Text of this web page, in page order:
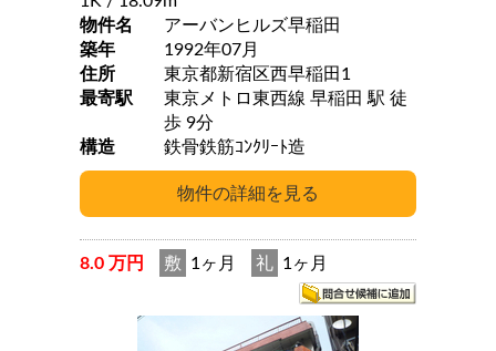
物件名
アーバンヒルズ早稲田
築年
1992年07月
住所
東京都新宿区西早稲田1
最寄駅
東京メトロ東西線 早稲田 駅 徒
歩 9分
構造
鉄骨鉄筋ｺﾝｸﾘｰﾄ造
8.0 万円 敷 1ヶ月 礼 1ヶ月